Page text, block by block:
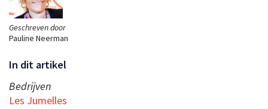
Geschreven door
Pauline Neerman
In dit artikel
Bedrijven
Les Jumelles